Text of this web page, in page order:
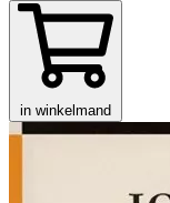
in winkelmand